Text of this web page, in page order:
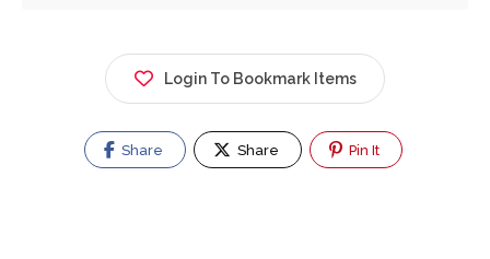
Login To Bookmark Items
Share Share Pin It